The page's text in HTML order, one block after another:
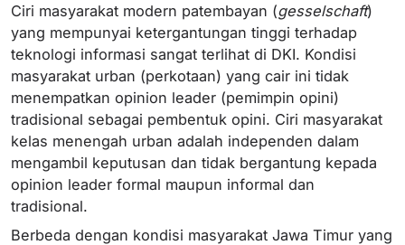
Ciri masyarakat modern patembayan (gesselschaft)
yang mempunyai ketergantungan tinggi terhadap
teknologi informasi sangat terlihat di DKI. Kondisi
masyarakat urban (perkotaan) yang cair ini tidak
menempatkan opinion leader (pemimpin opini)
tradisional sebagai pembentuk opini. Ciri masyarakat
kelas menengah urban adalah independen dalam
mengambil keputusan dan tidak bergantung kepada
opinion leader formal maupun informal dan
tradisional.
Berbeda dengan kondisi masyarakat Jawa Timur yang